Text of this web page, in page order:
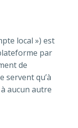
local ») est
par
de
servent qu’à
aucun autre